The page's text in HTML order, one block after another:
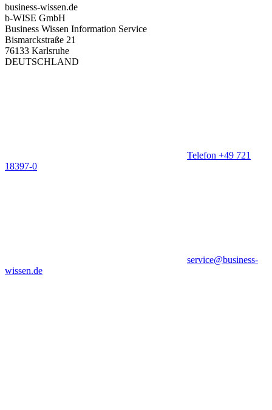
business-wissen.de
b-WISE GmbH
Business Wissen Information Service
Bismarckstraße 21
76133 Karlsruhe
DEUTSCHLAND
Telefon +49 721
18397-0
service@business-
wissen.de